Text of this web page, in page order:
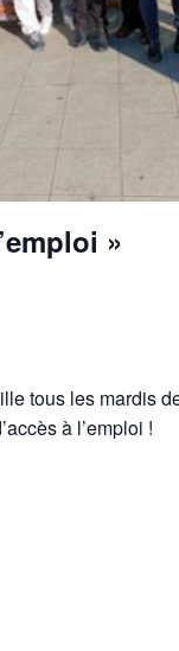
»
tous les mardis
à l’emploi !